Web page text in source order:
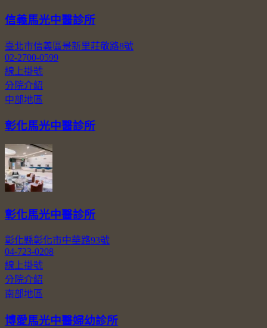
信義馬光中醫診所
臺北市信義區景新里莊敬路8號
02-2700-0599
線上掛號
分院介紹
中部地區
彰化馬光中醫診所
彰化馬光中醫診所
彰化縣彰化市中華路93號
04-723-0208
線上掛號
分院介紹
南部地區
博愛馬光中醫婦幼診所